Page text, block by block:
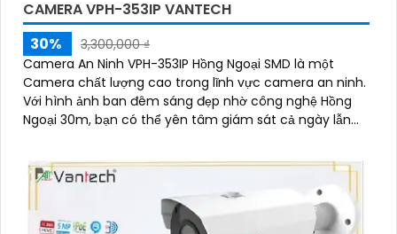
CAMERA VPH-353IP VANTECH
30%
3,300,000 ₫
Camera An Ninh VPH-353IP Hồng Ngoại SMD là một
Camera chất lượng cao trong lĩnh vực camera an ninh.
Với hình ảnh ban đêm sáng đẹp nhờ công nghệ Hồng
Ngoại 30m, bạn có thể yên tâm giám sát cả ngày lẫn